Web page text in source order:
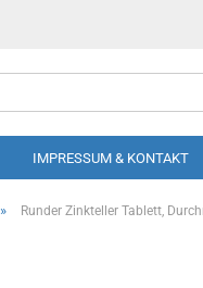
IMPRESSUM & KONTAKT
» Runder Zinkteller Tablett,